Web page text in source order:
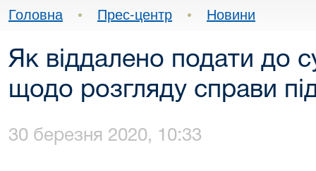
Головна • Прес-центр • Новини
Як віддалено подати до
щодо розгляду справи
30 березня 2020, 10:33